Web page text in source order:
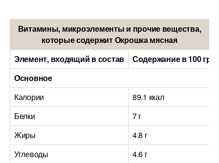
Витамины, микроэлементы и прочие вещества,
которые содержит Окрошка мясная
Элемент, входящий в состав
Содержание в 100
Основное
Калории
89.1 ккал
Белки
7 г
Жиры
4.8 г
Углеводы
4.6 г